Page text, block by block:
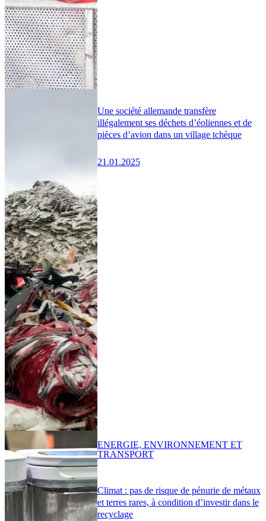
Une société allemande transfère
illégalement ses déchets d’éoliennes et de
pièces d’avion dans un village tchèque
21.01.2025
Climat : pas de risque de pénurie de métaux
et terres rares, à condition d’investir dans le
recyclage
ENERGIE, ENVIRONNEMENT ET
TRANSPORT